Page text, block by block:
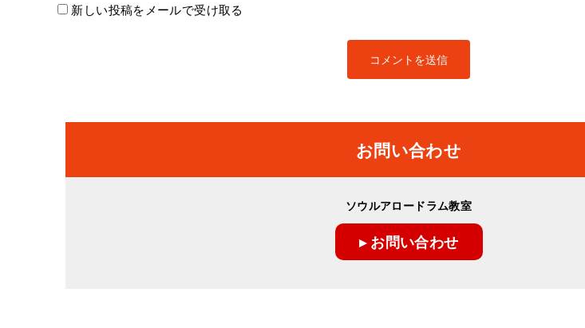
新しい投稿をメールで受け取る
お問い合わせ
ソウルアロードラム教室
▸ お問い合わせ